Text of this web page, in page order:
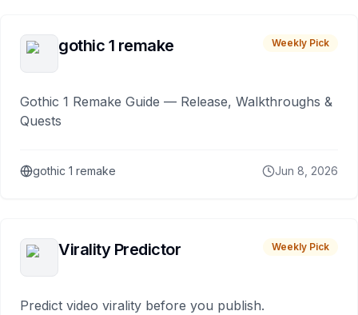
gothic 1 remake Weekly Pick
Gothic 1 Remake Guide — Release, Walkthroughs &
Quests
gothic 1 remake Jun 8, 2026
Virality Predictor Weekly Pick
Predict video virality before you publish.